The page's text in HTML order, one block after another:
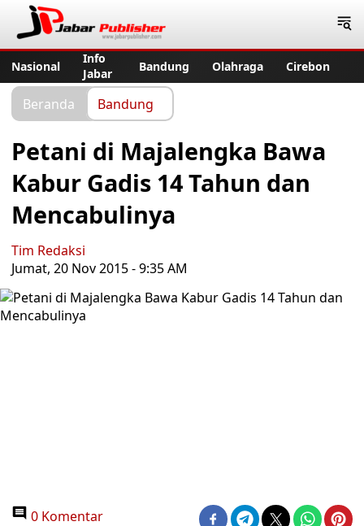
Nasional
Info
Jabar
Bandung Olahraga Cirebon
Beranda Bandung
Petani di Majalengka Bawa
Kabur Gadis 14 Tahun dan
Mencabulinya
Tim Redaksi
Jumat, 20 Nov 2015 - 9:35 AM
0 Komentar